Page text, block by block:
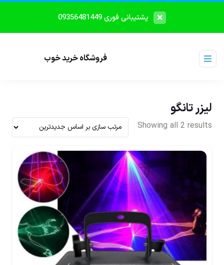
پشتیبانی فوری 09356481449
فروشگاه خرید خوب
لیزر تانگو
Showing all 2 results